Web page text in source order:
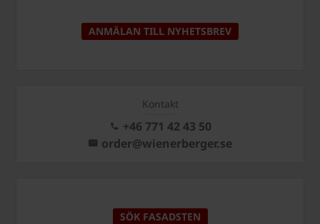
ANMÄLAN TILL NYHETSBREV
Kontakt
+46 771 42 43 50
order@wienerberger.se
SÖK FASADSTEN